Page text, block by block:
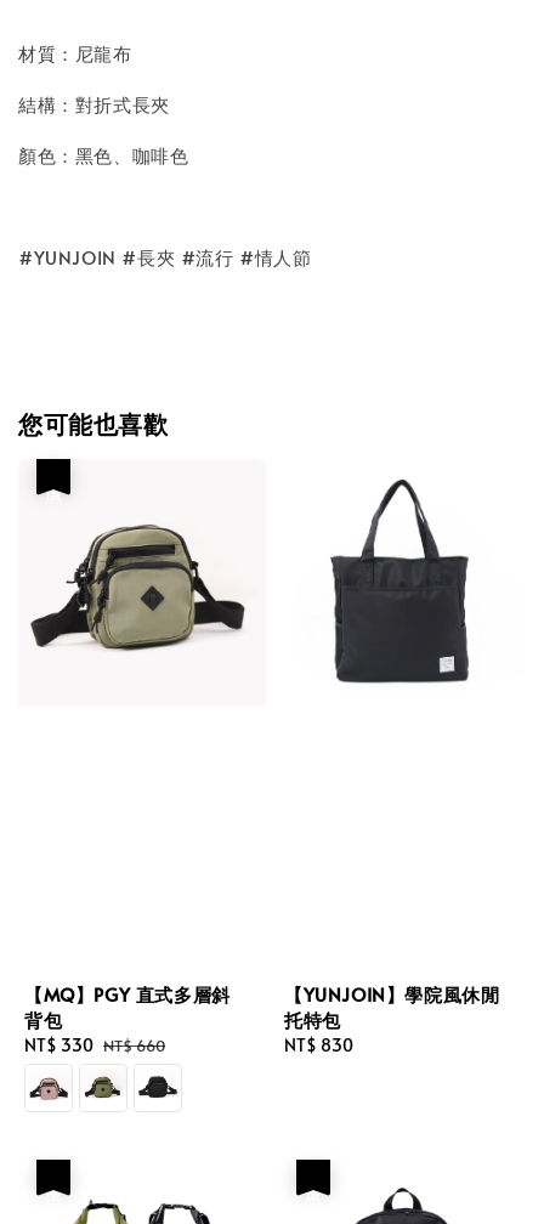
材質：尼龍布
結構：對折式長夾
顏色：黑色、咖啡色
#YUNJOIN #長夾 #流行 #情人節
您可能也喜歡
【MQ】PGY 直式多層斜
背包
Sale
price
NT$ 330 Regular
price
NT$ 660
【YUNJOIN】學院風休閒
托特包
Regular
NT$ 830